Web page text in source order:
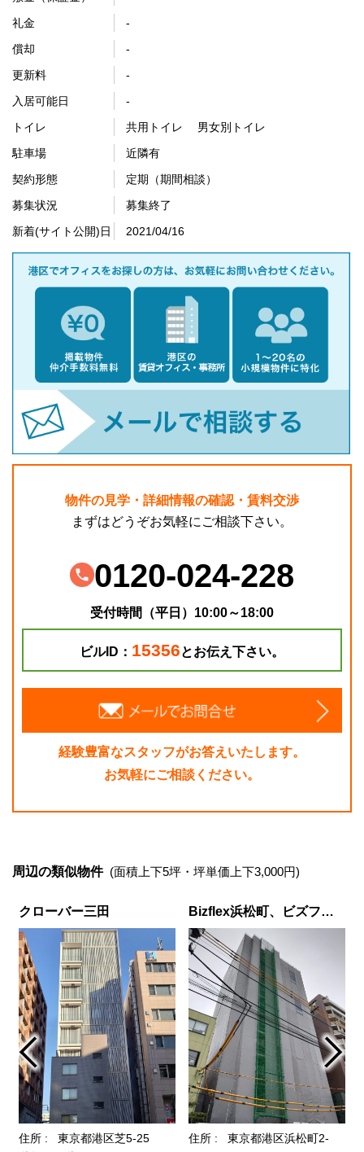
礼金
-
償却
-
更新料
-
入居可能日
-
トイレ
共用トイレ 男女別トイレ
駐車場
近隣有
契約形態
定期（期間相談）
募集状況
募集終了
新着(サイト公開)日
2021/04/16
物件の見学・詳細情報の確認・賃料交渉
まずはどうぞお気軽にご相談下さい。
0120-024-228
受付時間（平日）10:00～18:00
ビルID： 15356とお伝え下さい。
経験豊富なスタッフがお答えいたします。
お気軽にご相談ください。
周辺の類似物件 (面積上下5坪・坪単価上下3,000円)